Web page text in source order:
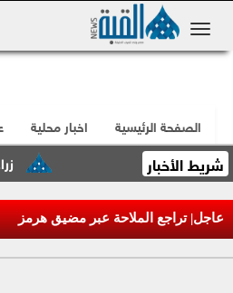
الصفحة الرئيسية اخبار محلية
شريط الأخبار زراعة
عاجل| تراجع الملاحة عبر مضيق هرمز